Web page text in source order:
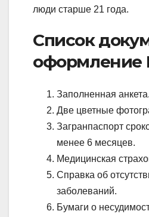
люди старше 21 года.
Список
Заполненная анкета.
Две цветные
Загранпаспорт
менее 6 месяцев.
Медицинская
Справка об
заболеваний.
Бумаги о